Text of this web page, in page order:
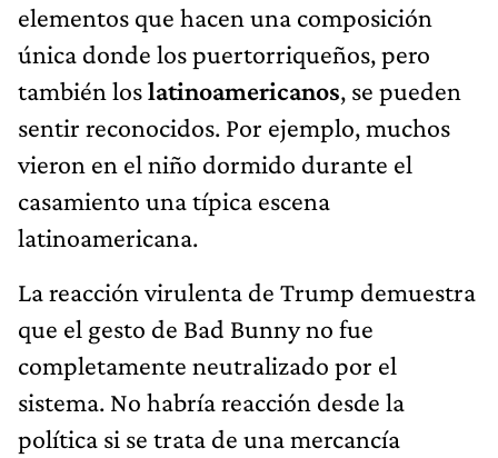
elementos que hacen una composición
única donde los puertorriqueños, pero
también loslatinoamericanos, se pueden
sentir reconocidos. Por ejemplo, muchos
vieron en el niño dormido durante el
casamiento una típica escena
latinoamericana.
La reacción virulenta de Trump demuestra
que el gesto de Bad Bunny no fue
completamente neutralizado por el
sistema. No habría reacción desde la
política si se trata de una mercancía